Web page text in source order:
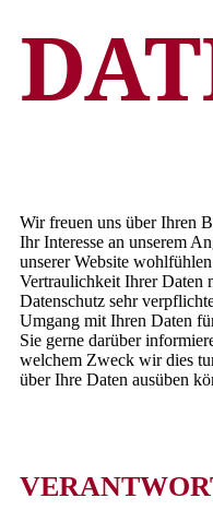
Wir freuen uns über Ihren
Ihr Interesse an unserem
unserer Website
Vertraulichkeit Ihrer Daten
Datenschutz sehr
Umgang mit Ihren Daten
Sie gerne darüber
welchem Zweck wir dies
über Ihre Daten ausüben